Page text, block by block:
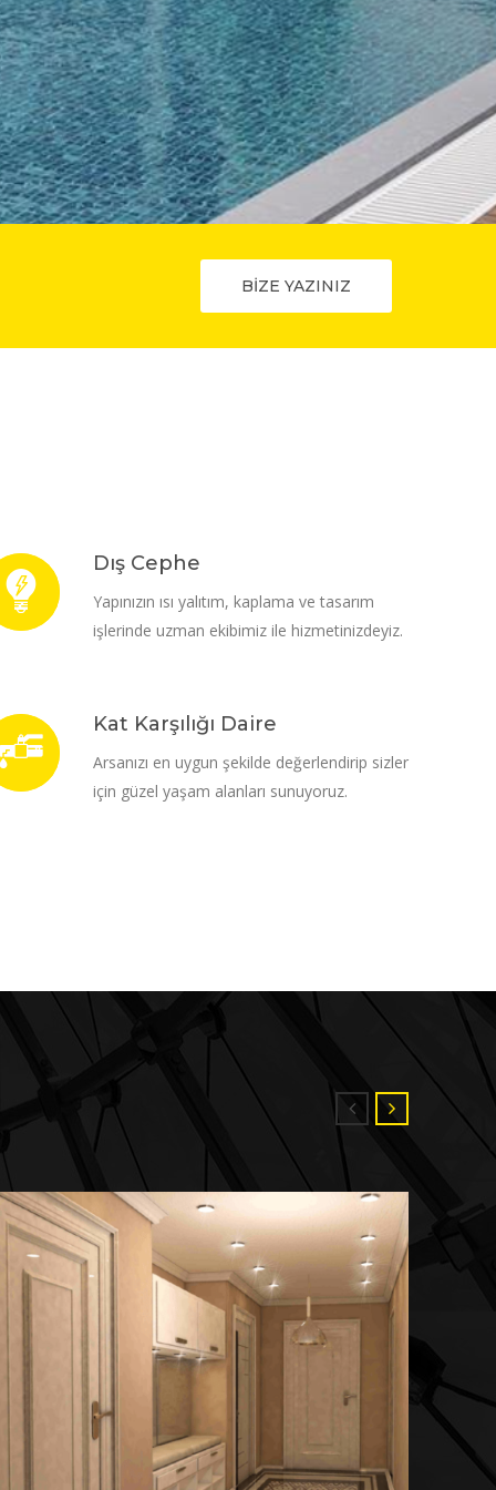
BİZE YAZINIZ
Dış Cephe
Yapınızın ısı yalıtım, kaplama ve tasarım
işlerinde uzman ekibimiz ile hizmetinizdeyiz.
Kat Karşılığı Daire
Arsanızı en uygun şekilde değerlendirip sizler
için güzel yaşam alanları sunuyoruz.